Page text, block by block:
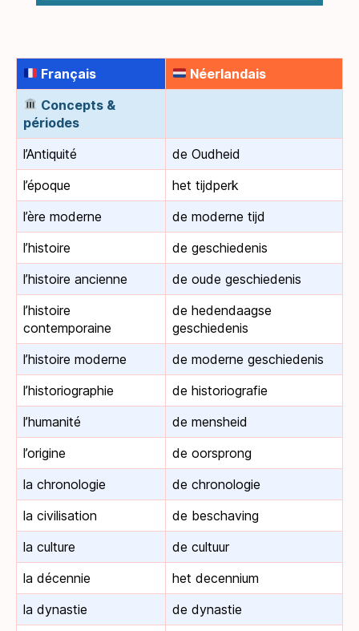
Français
Néerlandais
Concepts &
périodes
l’Antiquité
de Oudheid
l’époque
het tijdperk
l’ère moderne
de moderne tijd
l’histoire
de geschiedenis
l’histoire ancienne
de oude geschiedenis
l’histoire
contemporaine
de hedendaagse
geschiedenis
l’histoire moderne
de moderne geschiedenis
l’historiographie
de historiografie
l’humanité
de mensheid
l’origine
de oorsprong
la chronologie
de chronologie
la civilisation
de beschaving
la culture
de cultuur
la décennie
het decennium
la dynastie
de dynastie